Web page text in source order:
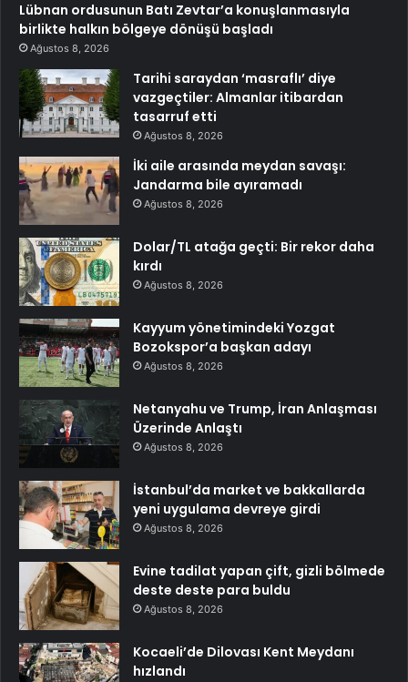
Lübnan ordusunun Batı Zevtar’a konuşlanmasıyla
birlikte halkın bölgeye dönüşü başladı
Ağustos 8, 2026
Tarihi saraydan ‘masraflı’ diye
vazgeçtiler: Almanlar itibardan
tasarruf etti
Ağustos 8, 2026
İki aile arasında meydan savaşı:
Jandarma bile ayıramadı
Ağustos 8, 2026
Dolar/TL atağa geçti: Bir rekor daha
kırdı
Ağustos 8, 2026
Kayyum yönetimindeki Yozgat
Bozokspor’a başkan adayı
Ağustos 8, 2026
Netanyahu ve Trump, İran Anlaşması
Üzerinde Anlaştı
Ağustos 8, 2026
İstanbul’da market ve bakkallarda
yeni uygulama devreye girdi
Ağustos 8, 2026
Evine tadilat yapan çift, gizli bölmede
deste deste para buldu
Ağustos 8, 2026
Kocaeli’de Dilovası Kent Meydanı
hızlandı